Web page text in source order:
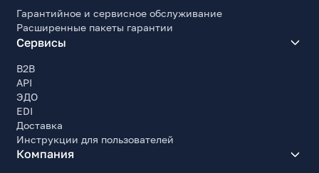
на подставке/крепление к стене
Крепление VESA, мм
100x100
Энергопотребление
Тип блока питания
Внешний
52
Гарантийное и сервисное обслуживание
Расширенные пакеты гарантии
Сервисы
B2B
API
ЭДО
EDI
Доставка
Инструкции для пользователей
Компания